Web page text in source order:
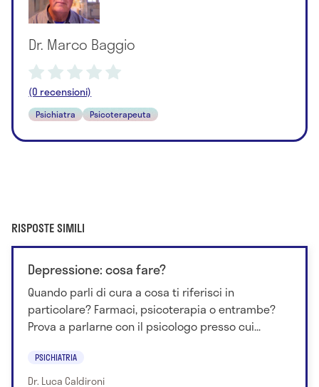
Dr. Marco Baggio
(0 recensioni)
Psichiatra Psicoterapeuta
RISPOSTE SIMILI
Depressione: cosa fare?
Quando parli di cura a cosa ti riferisci in
particolare? Farmaci, psicoterapia o entrambe?
Prova a parlarne con il psicologo presso cui...
PSICHIATRIA
Dr. Luca Caldironi